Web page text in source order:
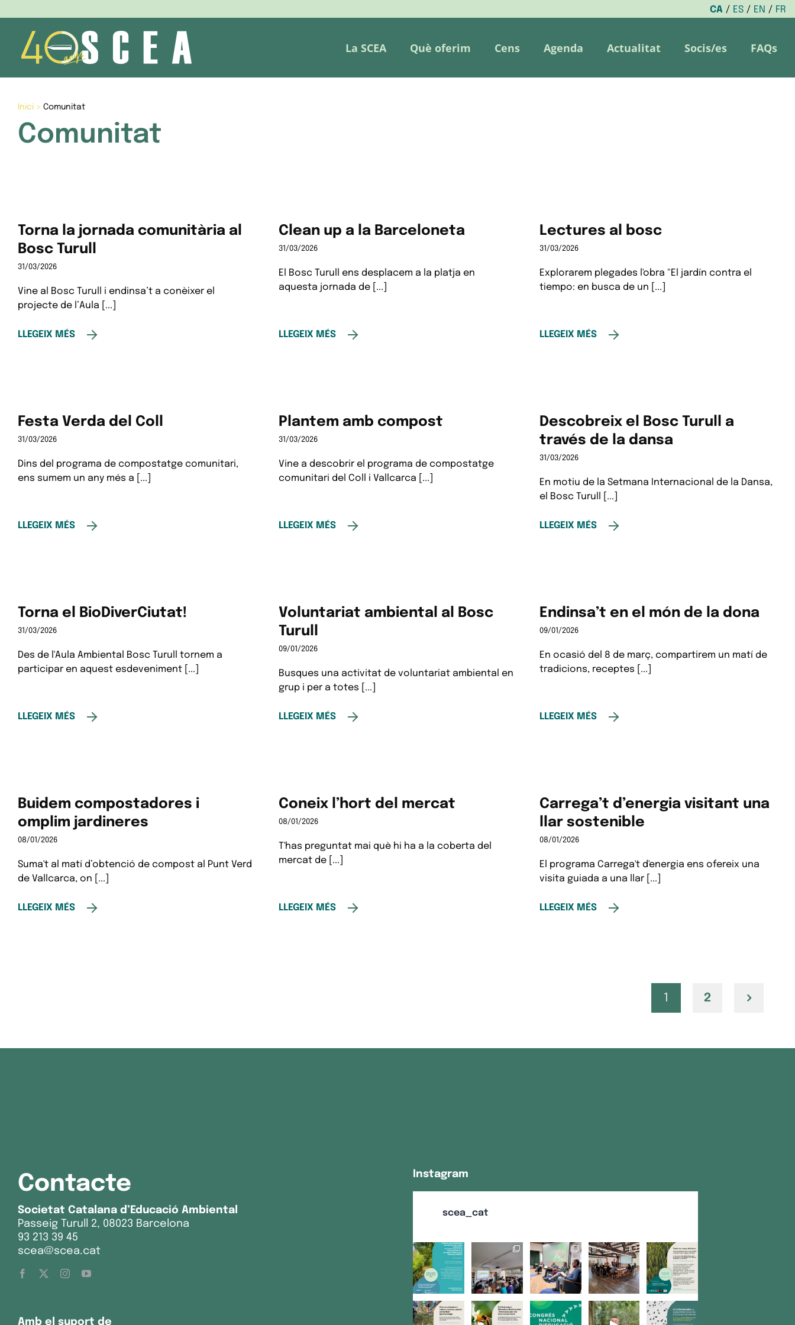
CA ES EN
FR
content
La SCEA Què oferim Cens Agenda Actualitat Socis/es FAQs
Inici> Comunitat
Comunitat
Torna la jornada comunitària al
Bosc Turull
31/03/2026
Vine al Bosc Turull i endinsa’t a conèixer el
projecte de l’Aula [...]
LLEGEIX MÉS
Clean up a la Barceloneta
31/03/2026
El Bosc Turull ens desplacem a la platja en
aquesta jornada de [...]
LLEGEIX MÉS
Lectures al bosc
31/03/2026
Explorarem plegades l'obra "El jardín contra el
tiempo: en busca de un [...]
LLEGEIX MÉS
Festa Verda del Coll
31/03/2026
Dins del programa de compostatge comunitari,
ens sumem un any més a [...]
LLEGEIX MÉS
Plantem amb compost
31/03/2026
Vine a descobrir el programa de compostatge
comunitari del Coll i Vallcarca [...]
LLEGEIX MÉS
Descobreix el Bosc Turull a
través de la dansa
31/03/2026
En motiu de la Setmana Internacional de la Dansa,
el Bosc Turull [...]
LLEGEIX MÉS
Torna el BioDiverCiutat!
31/03/2026
Des de l'Aula Ambiental Bosc Turull tornem a
participar en aquest esdeveniment [...]
LLEGEIX MÉS
Voluntariat ambiental al Bosc
Turull
09/01/2026
Busques una activitat de voluntariat ambiental en
grup i per a totes [...]
LLEGEIX MÉS
Endinsa’t en el món de la dona
09/01/2026
En ocasió del 8 de març, compartirem un matí de
tradicions, receptes [...]
LLEGEIX MÉS
Buidem compostadores i
omplim jardineres
08/01/2026
Suma't al matí d’obtenció de compost al Punt Verd
de Vallcarca, on [...]
LLEGEIX MÉS
Coneix l’hort del mercat
08/01/2026
T'has preguntat mai què hi ha a la coberta del
mercat de [...]
LLEGEIX MÉS
Carrega’t d’energia visitant una
llar sostenible
08/01/2026
El programa Carrega't d'energia ens ofereix una
visita guiada a una llar [...]
LLEGEIX MÉS
1 2
Contacte
Societat Catalana d’Educació Ambiental
Passeig Turull 2, 08023 Barcelona
93 213 39 45
scea@scea.cat
Amb el suport de
Instagram
scea_cat